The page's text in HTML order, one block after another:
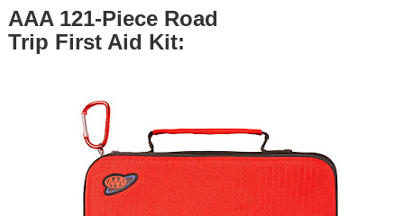
AAA 121-Piece Road
Trip First Aid Kit: